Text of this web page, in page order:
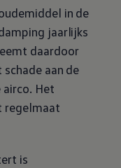
in de
jaarlijks
daardoor
aan de
airco. Het
regelmaat
is